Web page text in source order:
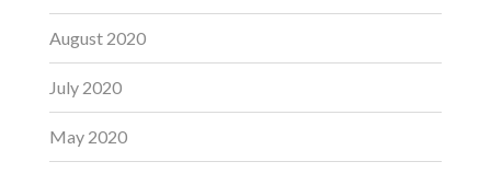
August 2020
July 2020
May 2020